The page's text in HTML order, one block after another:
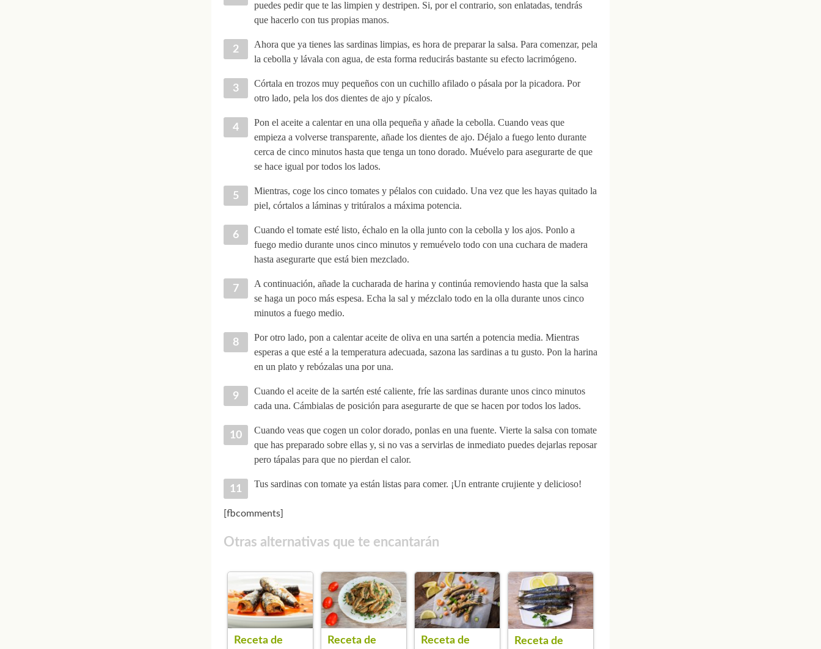
puedes pedir que te las limpien y destripen. Si, por el contrario, son enlatadas, tendrás
que hacerlo con tus propias manos.
Ahora que ya tienes las sardinas limpias, es hora de preparar la salsa. Para comenzar, pela
la cebolla y lávala con agua, de esta forma reducirás bastante su efecto lacrimógeno.
Córtala en trozos muy pequeños con un cuchillo afilado o pásala por la picadora. Por
otro lado, pela los dos dientes de ajo y pícalos.
Pon el aceite a calentar en una olla pequeña y añade la cebolla. Cuando veas que
empieza a volverse transparente, añade los dientes de ajo. Déjalo a fuego lento durante
cerca de cinco minutos hasta que tenga un tono dorado. Muévelo para asegurarte de que
se hace igual por todos los lados.
Mientras, coge los cinco tomates y pélalos con cuidado. Una vez que les hayas quitado la
piel, córtalos a láminas y tritúralos a máxima potencia.
Cuando el tomate esté listo, échalo en la olla junto con la cebolla y los ajos. Ponlo a
fuego medio durante unos cinco minutos y remuévelo todo con una cuchara de madera
hasta asegurarte que está bien mezclado.
A continuación, añade la cucharada de harina y continúa removiendo hasta que la salsa
se haga un poco más espesa. Echa la sal y mézclalo todo en la olla durante unos cinco
minutos a fuego medio.
Por otro lado, pon a calentar aceite de oliva en una sartén a potencia media. Mientras
esperas a que esté a la temperatura adecuada, sazona las sardinas a tu gusto. Pon la harina
en un plato y rebózalas una por una.
Cuando el aceite de la sartén esté caliente, fríe las sardinas durante unos cinco minutos
cada una. Cámbialas de posición para asegurarte de que se hacen por todos los lados.
Cuando veas que cogen un color dorado, ponlas en una fuente. Vierte la salsa con tomate
que has preparado sobre ellas y, si no vas a servirlas de inmediato puedes dejarlas reposar
pero tápalas para que no pierdan el calor.
Tus sardinas con tomate ya están listas para comer. ¡Un entrante crujiente y delicioso!
[fbcomments]
Otras alternativas que te encantarán
Receta de
Receta de
Receta de
Receta de